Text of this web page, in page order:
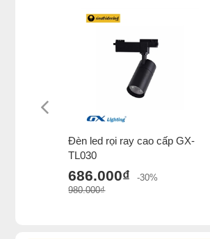
Đèn led rọi ray cao cấp GX-
TL030
686.000₫
-30%
980.000₫